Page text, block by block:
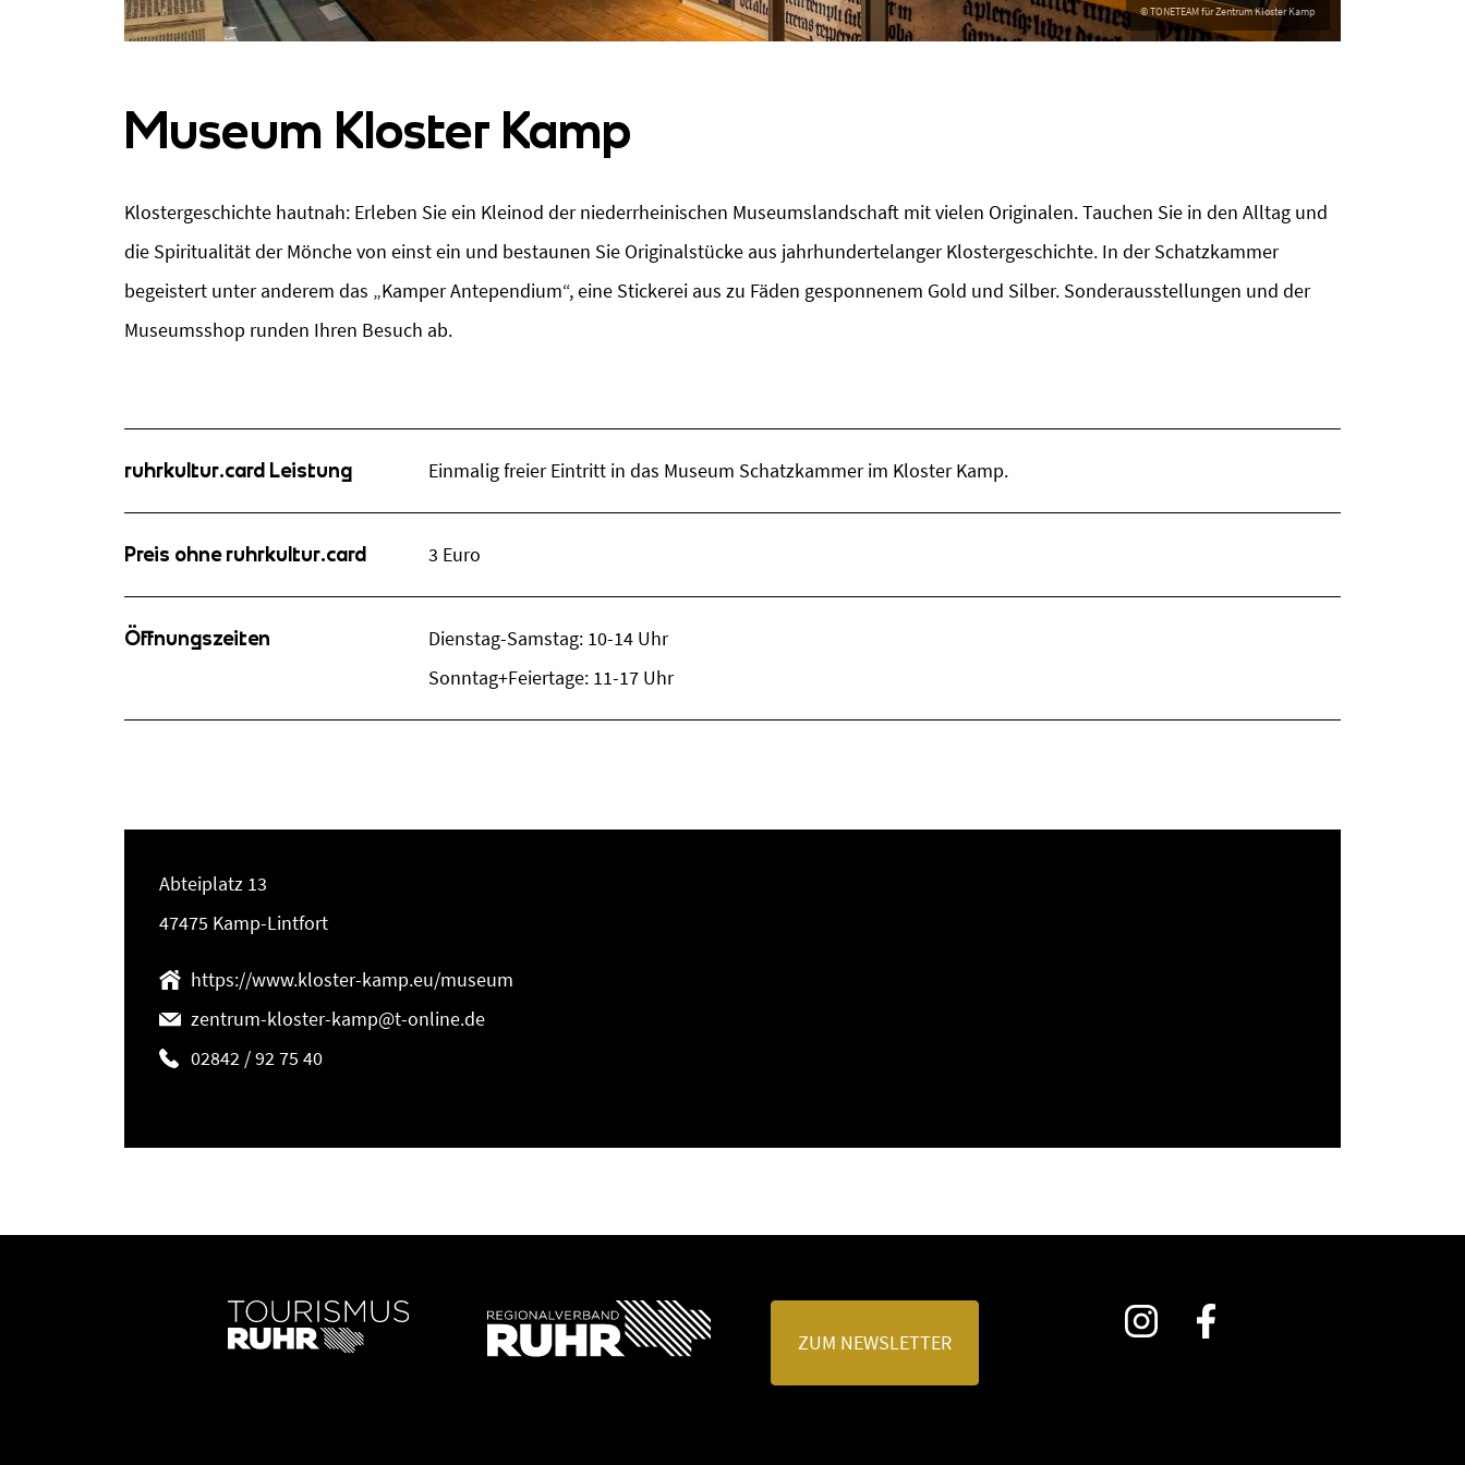
Museum Kloster Kamp
Klostergeschichte hautnah: Erleben Sie ein Kleinod der niederrheinischen Museumslandschaft mit vielen Originalen. Tauchen Sie in den Alltag und
die Spiritualität der Mönche von einst ein und bestaunen Sie Originalstücke aus jahrhundertelanger Klostergeschichte. In der Schatzkammer
begeistert unter anderem das „Kamper Antependium“, eine Stickerei aus zu Fäden gesponnenem Gold und Silber. Sonderausstellungen und der
Museumsshop runden Ihren Besuch ab.
ruhrkultur.card Leistung Einmalig freier Eintritt in das Museum Schatzkammer im Kloster Kamp.
Preis ohne ruhrkultur.card 3 Euro
Öffnungszeiten
Dienstag-Samstag: 10-14 Uhr
Sonntag+Feiertage: 11-17 Uhr
Abteiplatz 13
47475 Kamp-Lintfort
https://www.kloster-kamp.eu/museum
zentrum-kloster-kamp@t-online.de
02842 / 92 75 40
ZUM NEWSLETTER